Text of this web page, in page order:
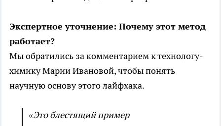
Экспертное уточнение: Почему этот метод
работает?
Мы обратились за комментарием к технологу-
химику Марии Ивановой, чтобы понять
научную основу этого лайфхака.
«Это блестящий пример